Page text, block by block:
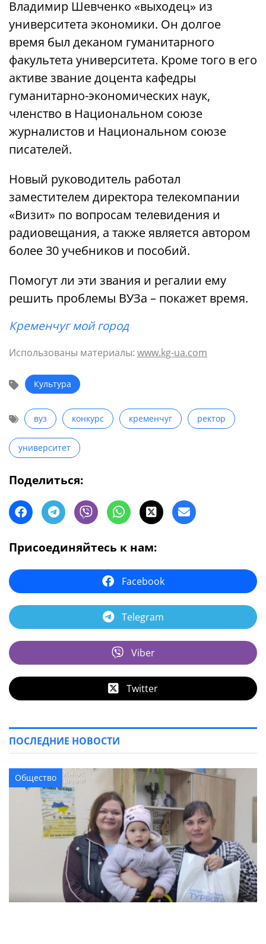
Владимир Шевченко «выходец» из
университета экономики. Он долгое
время был деканом гуманитарного
факультета университета. Кроме того в его
активе звание доцента кафедры
гуманитарно-экономических наук,
членство в Национальном союзе
журналистов и Национальном союзе
писателей.
Новый руководитель работал
заместителем директора телекомпании
«Визит» по вопросам телевидения и
радиовещания, а также является автором
более 30 учебников и пособий.
Помогут ли эти звания и регалии ему
решить проблемы ВУЗа – покажет время.
Кременчуг мой город
Использованы материалы: www.kg-ua.com
Культура
вуз конкурс кременчуг ректор
университет
Поделиться:
Присоединяйтесь к нам:
Facebook
Telegram
Viber
Twitter
ПОСЛЕДНИЕ НОВОСТИ
Общество